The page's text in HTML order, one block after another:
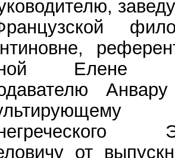
Елене
от